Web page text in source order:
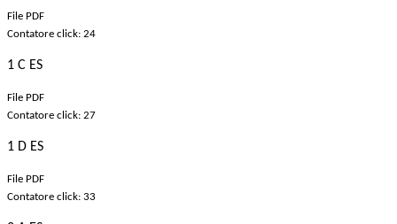
File PDF
Contatore click: 24
1 C ES
File PDF
Contatore click: 27
1 D ES
File PDF
Contatore click: 33